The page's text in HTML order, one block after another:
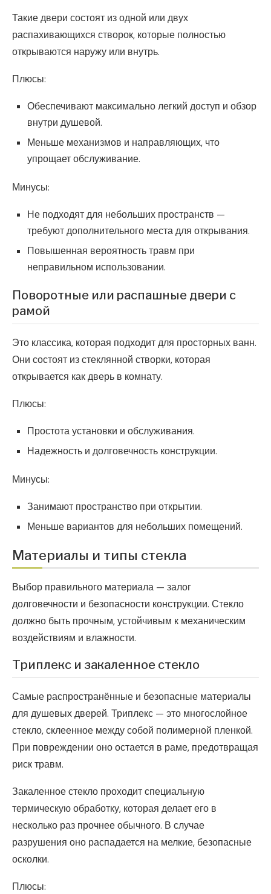
Такие двери состоят из одной или двух
распахивающихся створок, которые полностью
открываются наружу или внутрь.
Плюсы:
Обеспечивают максимально легкий доступ и обзор
внутри душевой.
Меньше механизмов и направляющих, что
упрощает обслуживание.
Минусы:
Не подходят для небольших пространств —
требуют дополнительного места для открывания.
Повышенная вероятность травм при
неправильном использовании.
Поворотные или распашные двери с
рамой
Это классика, которая подходит для просторных ванн.
Они состоят из стеклянной створки, которая
открывается как дверь в комнату.
Плюсы:
Простота установки и обслуживания.
Надежность и долговечность конструкции.
Минусы:
Занимают пространство при открытии.
Меньше вариантов для небольших помещений.
Материалы и типы стекла
Выбор правильного материала — залог
долговечности и безопасности конструкции. Стекло
должно быть прочным, устойчивым к механическим
воздействиям и влажности.
Триплекс и закаленное стекло
Самые распространённые и безопасные материалы
для душевых дверей. Триплекс — это многослойное
стекло, склеенное между собой полимерной пленкой.
При повреждении оно остается в раме, предотвращая
риск травм.
Закаленное стекло проходит специальную
термическую обработку, которая делает его в
несколько раз прочнее обычного. В случае
разрушения оно распадается на мелкие, безопасные
осколки.
Плюсы: